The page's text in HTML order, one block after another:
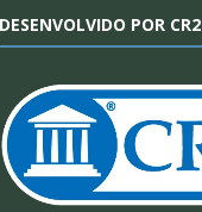
DESENVOLVIDO POR CR2